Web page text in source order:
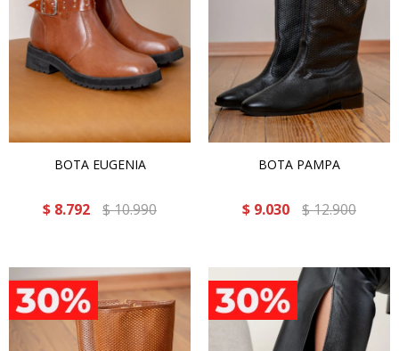
BOTA EUGENIA
$ 8.792 $10.990
BOTA PAMPA
$ 9.030 $12.900